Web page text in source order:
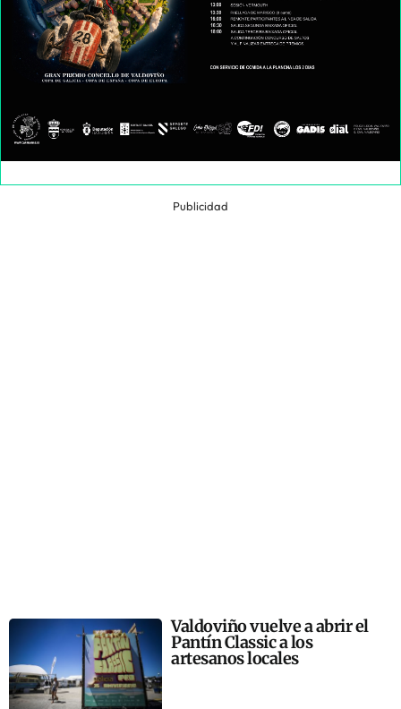
Publicidad
Valdoviño vuelve a abrir el
Pantín Classic a los
artesanos locales